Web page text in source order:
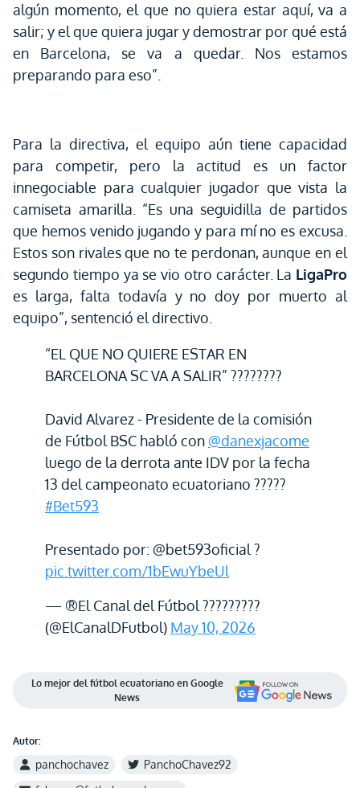
algún momento, el que no quiera estar aquí, va a
salir; y el que quiera jugar y demostrar por qué está
en Barcelona, se va a quedar. Nos estamos
preparando para eso”.
Para la directiva, el equipo aún tiene capacidad
para competir, pero la actitud es un factor
innegociable para cualquier jugador que vista la
camiseta amarilla. “Es una seguidilla de partidos
que hemos venido jugando y para mí no es excusa.
Estos son rivales que no te perdonan, aunque en el
segundo tiempo ya se vio otro carácter. La LigaPro
es larga, falta todavía y no doy por muerto al
equipo”, sentenció el directivo.
“EL QUE NO QUIERE ESTAR EN
BARCELONA SC VA A SALIR” ????????
David Alvarez - Presidente de la comisión
de Fútbol BSC habló con @danexjacome
luego de la derrota ante IDV por la fecha
13 del campeonato ecuatoriano ?????
#Bet593
Presentado por: @bet593oficial ?
pic.twitter.com/1bEwuYbeUl
— ®El Canal del Fútbol ?????????
(@ElCanalDFutbol) May 10, 2026
Lo mejor del fútbol ecuatoriano en Google
News
Autor:
panchochavez
PanchoChavez92